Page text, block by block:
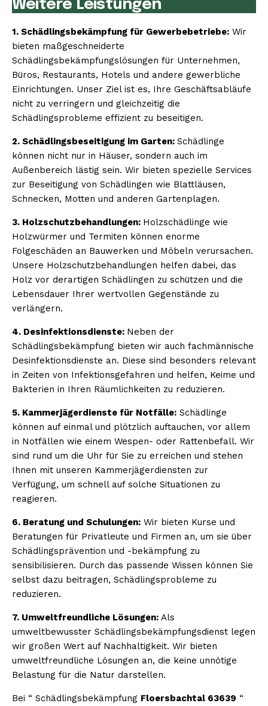
Weitere Leistungen
1. Schädlingsbekämpfung für Gewerbebetriebe: Wir
bieten maßgeschneiderte
Schädlingsbekämpfungslösungen für Unternehmen,
Büros, Restaurants, Hotels und andere gewerbliche
Einrichtungen. Unser Ziel ist es, Ihre Geschäftsabläufe
nicht zu verringern und gleichzeitig die
Schädlingsprobleme effizient zu beseitigen.
2. Schädlingsbeseitigung im Garten: Schädlinge
können nicht nur in Häuser, sondern auch im
Außenbereich lästig sein. Wir bieten spezielle Services
zur Beseitigung von Schädlingen wie Blattläusen,
Schnecken, Motten und anderen Gartenplagen.
3. Holzschutzbehandlungen: Holzschädlinge wie
Holzwürmer und Termiten können enorme
Folgeschäden an Bauwerken und Möbeln verursachen.
Unsere Holzschutzbehandlungen helfen dabei, das
Holz vor derartigen Schädlingen zu schützen und die
Lebensdauer Ihrer wertvollen Gegenstände zu
verlängern.
4. Desinfektionsdienste: Neben der
Schädlingsbekämpfung bieten wir auch fachmännische
Desinfektionsdienste an. Diese sind besonders relevant
in Zeiten von Infektionsgefahren und helfen, Keime und
Bakterien in Ihren Räumlichkeiten zu reduzieren.
5. Kammerjägerdienste für Notfälle: Schädlinge
können auf einmal und plötzlich auftauchen, vor allem
in Notfällen wie einem Wespen- oder Rattenbefall. Wir
sind rund um die Uhr für Sie zu erreichen und stehen
Ihnen mit unseren Kammerjägerdiensten zur
Verfügung, um schnell auf solche Situationen zu
reagieren.
6. Beratung und Schulungen: Wir bieten Kurse und
Beratungen für Privatleute und Firmen an, um sie über
Schädlingsprävention und -bekämpfung zu
sensibilisieren. Durch das passende Wissen können Sie
selbst dazu beitragen, Schädlingsprobleme zu
reduzieren.
7. Umweltfreundliche Lösungen: Als
umweltbewusster Schädlingsbekämpfungsdienst legen
wir großen Wert auf Nachhaltigkeit. Wir bieten
umweltfreundliche Lösungen an, die keine unnötige
Belastung für die Natur darstellen.
Bei “ Schädlingsbekämpfung Floersbachtal 63639 “